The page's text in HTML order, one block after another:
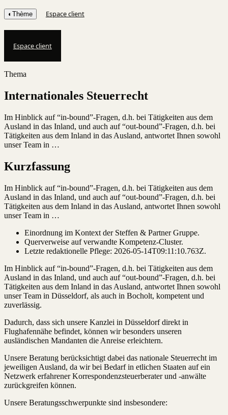
◐ Thème Espace client
Espace client
Thema
Internationales Steuerrecht
Im Hinblick auf “in-bound”-Fragen, d.h. bei Tätigkeiten aus dem
Ausland in das Inland, und auch auf “out-bound”-Fragen, d.h. bei
Tätigkeiten aus dem Inland in das Ausland, antwortet Ihnen sowohl
unser Team in …
Kurzfassung
Im Hinblick auf “in-bound”-Fragen, d.h. bei Tätigkeiten aus dem
Ausland in das Inland, und auch auf “out-bound”-Fragen, d.h. bei
Tätigkeiten aus dem Inland in das Ausland, antwortet Ihnen sowohl
unser Team in …
Einordnung im Kontext der Steffen & Partner Gruppe.
Querverweise auf verwandte Kompetenz-Cluster.
Letzte redaktionelle Pflege: 2026-05-14T09:11:10.763Z.
Im Hinblick auf “in-bound”-Fragen, d.h. bei Tätigkeiten aus dem
Ausland in das Inland, und auch auf “out-bound”-Fragen, d.h. bei
Tätigkeiten aus dem Inland in das Ausland, antwortet Ihnen sowohl
unser Team in Düsseldorf, als auch in Bocholt, kompetent und
zuverlässig.
Dadurch, dass sich unsere Kanzlei in Düsseldorf direkt in
Flughafennähe befindet, können wir besonders unseren
ausländischen Mandanten die Anreise erleichtern.
Unsere Beratung berücksichtigt dabei das nationale Steuerrecht im
jeweiligen Ausland, da wir bei Bedarf in etlichen Staaten auf ein
Netzwerk erfahrener Korrespondenzsteuerberater und -anwälte
zurückgreifen können.
Unsere Beratungsschwerpunkte sind insbesondere: